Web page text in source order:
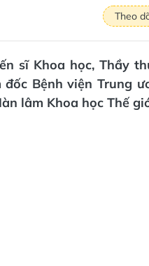
Theo
sĩ Khoa học, Thầy
Bệnh viện Trung
lâm Khoa học Thế